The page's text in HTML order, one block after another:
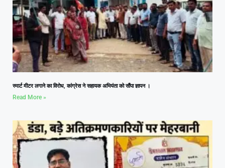
स्मार्ट मीटर लगाने का विरोध, कांग्रेस ने सहायक अभियंता को सौंपा ज्ञापन ।
Read More »